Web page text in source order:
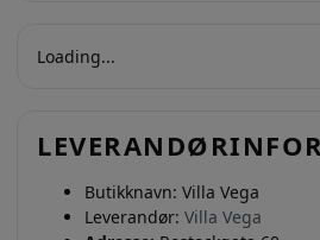
Loading...
Butikknavn: Villa Vega
Leverandør: Villa Vega